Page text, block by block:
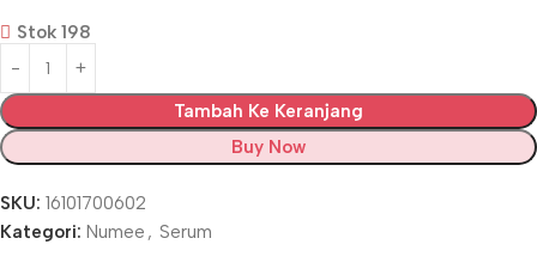
Stok 198
Tambah Ke Keranjang
Buy Now
SKU: 16101700602
Kategori: Numee , Serum